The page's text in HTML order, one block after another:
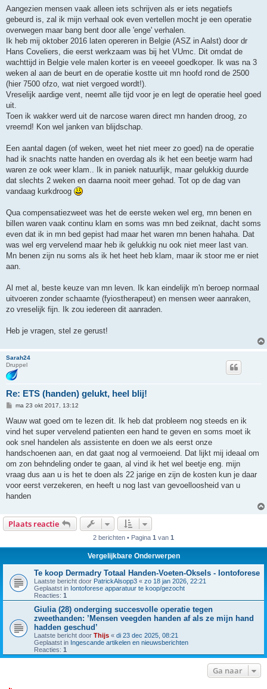
h
Aangezien mensen vaak alleen iets schrijven als er iets negatiefs
gebeurd is, zal ik mijn verhaal ook even vertellen mocht je een operatie
overwegen maar bang bent door alle 'enge' verhalen.
Ik heb mij oktober 2016 laten opereren in Belgie (ASZ in Aalst) door dr
Hans Coveliers, die eerst werkzaam was bij het VUmc. Dit omdat de
wachttijd in Belgie vele malen korter is en veeeel goedkoper. Ik was na 3
weken al aan de beurt en de operatie kostte uit mn hoofd rond de 2500
(hier 7500 ofzo, wat niet vergoed wordt!).
Vreselijk aardige vent, neemt alle tijd voor je en legt de operatie heel goed
uit.
Toen ik wakker werd uit de narcose waren direct mn handen droog, zo
vreemd! Kon wel janken van blijdschap.
Een aantal dagen (of weken, weet het niet meer zo goed) na de operatie
had ik snachts natte handen en overdag als ik het een beetje warm had
waren ze ook weer klam.. Ik in paniek natuurlijk, maar gelukkig duurde
dat slechts 2 weken en daarna nooit meer gehad. Tot op de dag van
vandaag kurkdroog
Qua compensatiezweet was het de eerste weken wel erg, mn benen en
billen waren vaak continu klam en soms was mn bed zeiknat, dacht soms
even dat ik in mn bed gepist had maar het waren mn benen hahaha. Dat
was wel erg vervelend maar heb ik gelukkig nu ook niet meer last van.
Mn benen zijn nu soms als ik het heet heb klam, maar ik stoor me er niet
aan.
Al met al, beste keuze van mn leven. Ik kan eindelijk m'n beroep normaal
uitvoeren zonder schaamte (fyiostherapeut) en mensen weer aanraken,
zo vreselijk fijn. Ik zou iedereen dit aanraden.
Heb je vragen, stel ze gerust!
Sarah24
Druppel
Re: ETS (handen) gelukt, heel blij!
B
r
c
h
ma 23 okt 2017, 13:12
Wauw wat goed om te lezen dit. Ik heb dat probleem nog steeds en ik
vind het super vervelend patienten een hand te geven en soms moet ik
ook snel handelen als assistente en doen we als eerst onze
handschoenen aan, en dat gaat nog al vermoeiend. Dat lijkt mij ideaal om
om zon behndeling onder te gaan, al vind ik het wel beetje eng. mijn
vraag dus aan u is het te doen als 22 jarige en zijn de kosten kun je daar
voor eerst verzekeren, en heeft u nog last van gevoelloosheid van u
handen
Plaats reactie
2 berichten • Pagina 1 van 1
Vergelijkbare Onderwerpen
Te koop Dermadry Totaal Handen-Voeten-Oksels - Iontoforese
Laatste bericht door PatrickAlsopp3 « zo 18 jan 2026, 22:21
Geplaatst in Iontoforese apparatuur te koop/gezocht
Reacties: 1
Giulia (28) onderging succesvolle operatie tegen
zweethanden: ’Mensen veegden handen af als ze mijn hand
hadden geschud’
Laatste bericht door Thijs « di 23 dec 2025, 08:21
Geplaatst in Ingescande artikelen en nieuwsberichten
Reacties: 1
Ga naar